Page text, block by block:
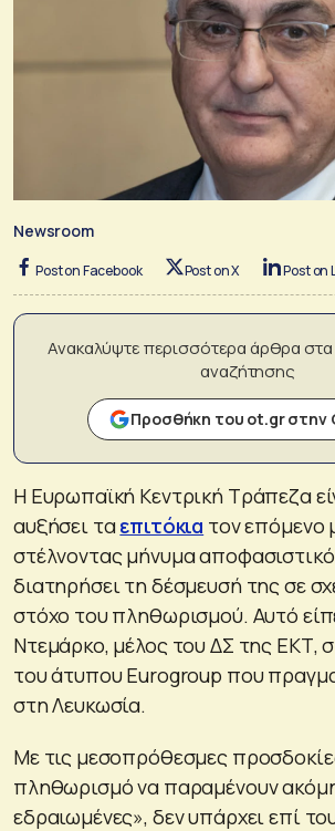
Newsroom
Post on Facebook Post on X Post on
Ανακαλύψτε περισσότερα άρθρα
αναζήτησης
Προσθήκη του ot.gr στην
Η Ευρωπαϊκή Κεντρική Τράπεζα
αυξήσει ταεπιτόκια τον επόμενο
στέλνοντας μήνυμα
διατηρήσει τη δέσμευσή της σε
στόχο του πληθωρισμού. Αυτό
Ντεμάρκο, μέλος του ΔΣ της ΕΚΤ,
του άτυπου Eurogroup που
στη Λευκωσία.
Με τις μεσοπρόθεσμες
πληθωρισμό να παραμένουν
εδραιωμένες», δεν υπάρχει επί